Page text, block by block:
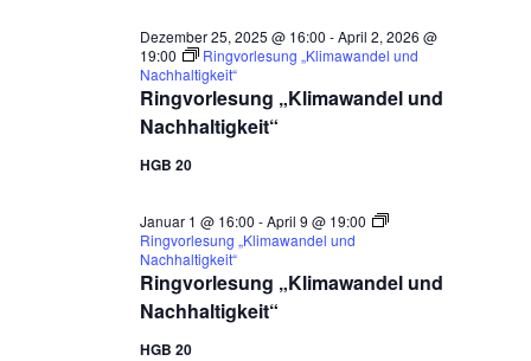
Ringvorlesung „Klimawandel und
Nachhaltigkeit“
Dezember 25, 2025 @ 16:00 -April 2, 2026 @
19:00
Ringvorlesung „Klimawandel und
Nachhaltigkeit“
HGB 20
Ringvorlesung „Klimawandel und
Nachhaltigkeit“
Januar 1 @ 16:00 -April 9 @ 19:00
Ringvorlesung „Klimawandel und
Nachhaltigkeit“
HGB 20